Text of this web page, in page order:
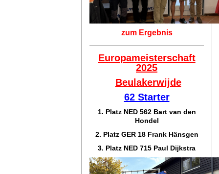
zum Ergebnis
Europameisterschaft
2025
Beulakerwijde
62 Starter
1. Platz NED 562 Bart van den
Hondel
2. Platz GER 18 Frank Hänsgen
3. Platz NED 715 Paul Dijkstra